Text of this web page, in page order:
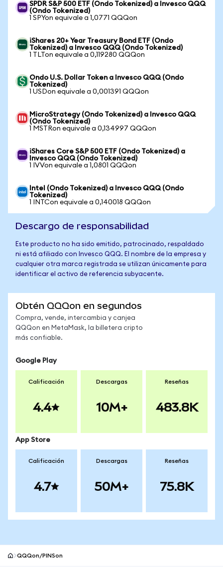
SPDR S&P 500 ETF (Ondo Tokenized) a Invesco QQQ
(Ondo Tokenized)
1 SPYon equivale a 1,0771 QQQon
iShares 20+ Year Treasury Bond ETF (Ondo
Tokenized) a Invesco QQQ (Ondo Tokenized)
1 TLTon equivale a 0,119280 QQQon
Ondo U.S. Dollar Token a Invesco QQQ (Ondo
Tokenized)
1 USDon equivale a 0,001391 QQQon
MicroStrategy (Ondo Tokenized) a Invesco QQQ
(Ondo Tokenized)
1 MSTRon equivale a 0,134997 QQQon
iShares Core S&P 500 ETF (Ondo Tokenized) a
Invesco QQQ (Ondo Tokenized)
1 IVVon equivale a 1,0801 QQQon
Intel (Ondo Tokenized) a Invesco QQQ (Ondo
Tokenized)
1 INTCon equivale a 0,140018 QQQon
Descargo de responsabilidad
Este producto no ha sido emitido, patrocinado, respaldado
ni está afiliado con Invesco QQQ. El nombre de la empresa y
cualquier otra marca registrada se utilizan únicamente para
identificar el activo de referencia subyacente.
Obtén QQQon en segundos
Compra, vende, intercambia y canjea
QQQon en MetaMask, la billetera cripto
más confiable.
Google Play
Calificación
4.4
Descargas
10M+
Reseñas
483.8K
App Store
Calificación
4.7
Descargas
50M+
Reseñas
75.8K
QQQon/PINSon